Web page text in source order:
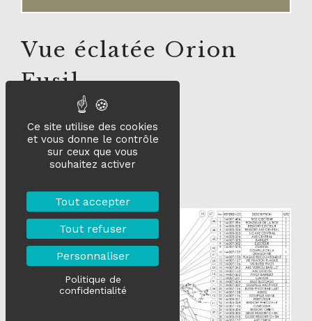
Vue éclatée Orion
Fusil
Ce site utilise des cookies
et vous donne le contrôle
sur ceux que vous
souhaitez activer
Tout accepter
Tout refuser
Personnaliser
Politique de
confidentialité